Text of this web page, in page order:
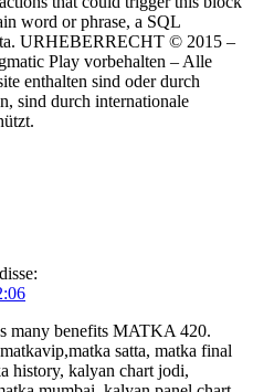
word or phrase, a SQL
URHEBERRECHT © 2015 –
Play vorbehalten – Alle
enthalten sind oder durch
sind durch internationale
disse:
many benefits MATKA 420.
satta, matka final
history, kalyan chart jodi,